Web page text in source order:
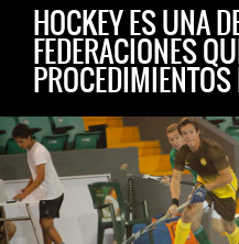
HOCKEY ES UNA
FEDERACIONES